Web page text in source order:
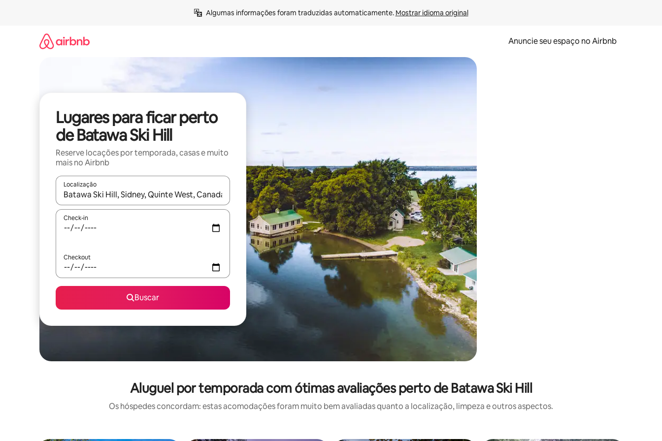
Algumas informações foram traduzidas automaticamente. Mostrar idioma original
Anuncie seu espaço no Airbnb
Lugares para ficar perto
de Batawa Ski Hill
Reserve locações por temporada, casas e muito
mais no Airbnb
Localização
Quando os resultados estiverem disponíveis, explore-os usando as seta para cima e para baixo do teclado ou tocando e deslizando o dedo na tela.
Check-in
Checkout
Buscar
Aluguel por temporada com ótimas avaliações perto de Batawa Ski Hill
Os hóspedes concordam: estas acomodações foram muito bem avaliadas quanto a localização, limpeza e outros aspectos.